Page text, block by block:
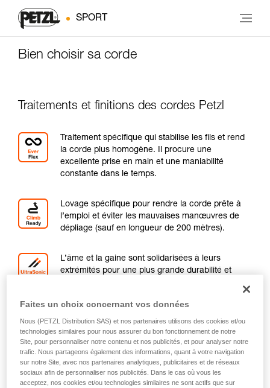
SPORT
Bien choisir sa corde
Traitements et finitions des cordes Petzl
Traitement spécifique qui stabilise les fils et rend
la corde plus homogène. Il procure une
excellente prise en main et une maniabilité
constante dans le temps.
Lovage spécifique pour rendre la corde prête à
l’emploi et éviter les mauvaises manœuvres de
dépliage (sauf en longueur de 200 mètres).
L’âme et la gaine sont solidarisées à leurs
extrémités pour une plus grande durabilité et
Signale le milieu de la corde pour faciliter les
manœuvres (sauf en longueur de 200 mètres).
Faites un choix concernant vos données
Nous (PETZL Distribution SAS) et nos partenaires utilisons des cookies et/ou
technologies similaires pour nous assurer du bon fonctionnement de notre
Site, pour personnaliser notre contenu et nos publicités, et pour analyser notre
trafic. Nous partageons également des informations, quant à votre navigation
sur notre Site, avec nos partenaires analytiques, publicitaires et de réseaux
sociaux afin de personnaliser nos publicités. Dans le cas où vous les
acceptez, nos cookies et/ou technologies similaires ne sont actifs que sur